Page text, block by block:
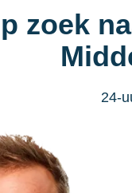
zoek
24-